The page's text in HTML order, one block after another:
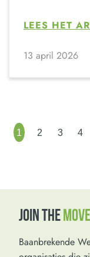
LEES HET
13 april 2026
1 2 3 4
JOIN THE
Baanbrekende